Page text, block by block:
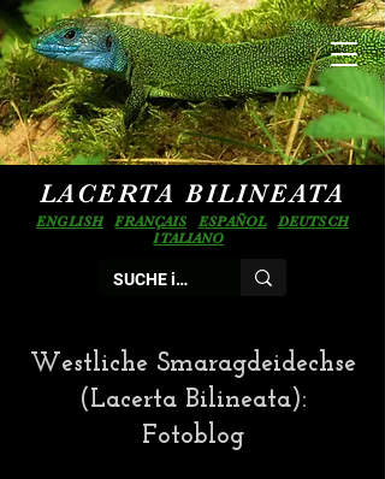
LACERTA BILINEATA
ENGLISH FRANÇAIS ESPAÑOL
DEUTSCH
ITALIANO
Westliche Smaragdeidechse
(Lacerta Bilineata):
Fotoblog